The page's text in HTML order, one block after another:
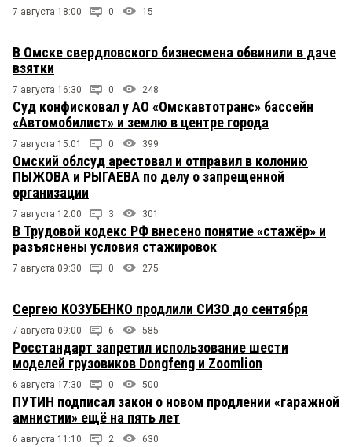
7 августа 18:00 0 15
В Омске свердловского бизнесмена обвинили в даче
взятки
7 августа 16:30 0 248
Суд конфисковал у АО «Омскавтотранс» бассейн
«Автомобилист» и землю в центре города
7 августа 15:01 0 399
Омский облсуд арестовал и отправил в колонию
ПЫЖОВА и РЫГАЕВА по делу о запрещенной
организации
7 августа 12:00 3 301
В Трудовой кодекс РФ внесено понятие «стажёр» и
разъяснены условия стажировок
7 августа 09:30 0 275
Сергею КОЗУБЕНКО продлили СИЗО до сентября
7 августа 09:00 6 585
Росстандарт запретил использование шести
моделей грузовиков Dongfeng и Zoomlion
6 августа 17:30 0 500
ПУТИН подписал закон о новом продлении «гаражной
амнистии» ещё на пять лет
6 августа 11:10 2 630